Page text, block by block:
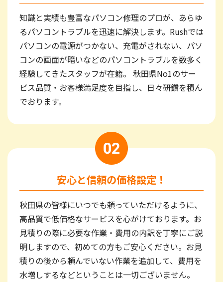
知識と実績も豊富なパソコン修理のプロが、あらゆ
るパソコントラブルを迅速に解決します。Rushでは
パソコンの電源がつかない、充電がされない、パソ
コンの画面が暗いなどのパソコントラブルを数多く
経験してきたスタッフが在籍。 秋田県No1のサー
ビス品質・お客様満足度を目指し、日々研鑽を積ん
でおります。
安心と信頼の価格設定！
秋田県の皆様にいつでも頼っていただけるように、
高品質で低価格なサービスを心がけております。お
見積りの際に必要な作業・費用の内訳を丁寧にご説
明しますので、初めての方もご安心ください。お見
積りの後から頼んでいない作業を追加して、費用を
水増しするなどということは一切ございません。